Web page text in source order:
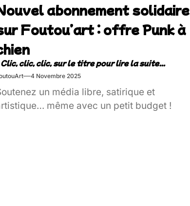
abonnement solidaire
Foutou’art : offre Punk à
4 Novembre 2025
un média libre, satirique et
même avec un petit budget !